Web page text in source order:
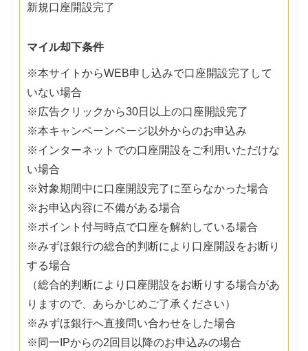
新規口座開設完了
マイル却下条件
※本サイトからWEB申し込みで口座開設完了して
いない場合
※広告クリックから30日以上の口座開設完了
※本キャンペーンページ以外からのお申込み
※インターネットでの口座開設をご利用いただけな
い場合
※対象期間中に口座開設完了に至らなかった場合
※お申込内容に不備がある場合
※ポイント付与時点で口座を解約している場合
※みずほ銀行の総合的判断により口座開設をお断り
する場合
（総合的判断により口座開設をお断りする場合があ
りますので、あらかじめご了承ください）
※みずほ銀行へ直接問い合わせをした場合
※同一IPからの2回目以降のお申込みの場合